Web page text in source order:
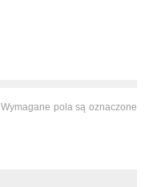
Wymagane pola są oznaczone